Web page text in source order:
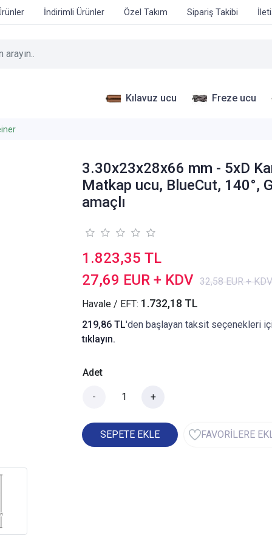
İndirimli Ürünler Özel Takım Sipariş Takibi
Kılavuz ucu Freze ucu
3.30x23x28x66 mm - 5xD
Matkap ucu, BlueCut, 140°,
amaçlı
1.823,35 TL
27,69 EUR + KDV 32,58 EUR +
Havale / EFT: 1.732,18 TL
219,86 TL'den başlayan taksit seçenekleri
tıklayın.
Adet
- +
SEPETE EKLE FAVORİLERE